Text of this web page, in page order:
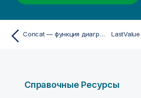
Concat — функция диаграммы
Справочные Ресурсы